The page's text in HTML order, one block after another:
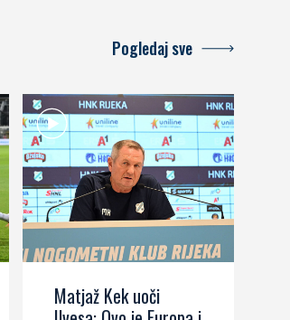
Pogledaj sve
Matjaž Kek uoči